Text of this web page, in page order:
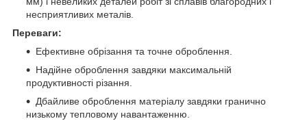
несприятливих металів.
Переваги:
Ефективне обрізання та точне оброблення.
Надійне оброблення завдяки максимальній
продуктивності різання.
Дбайливе оброблення матеріалу завдяки гранично
низькому тепловому навантаженню.